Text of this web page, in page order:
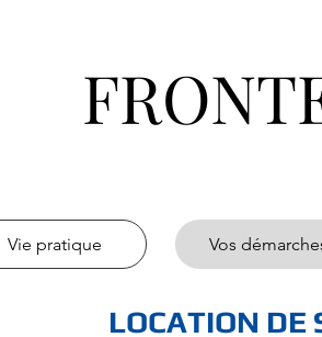
Vie pratique Vos
LOCATION DE